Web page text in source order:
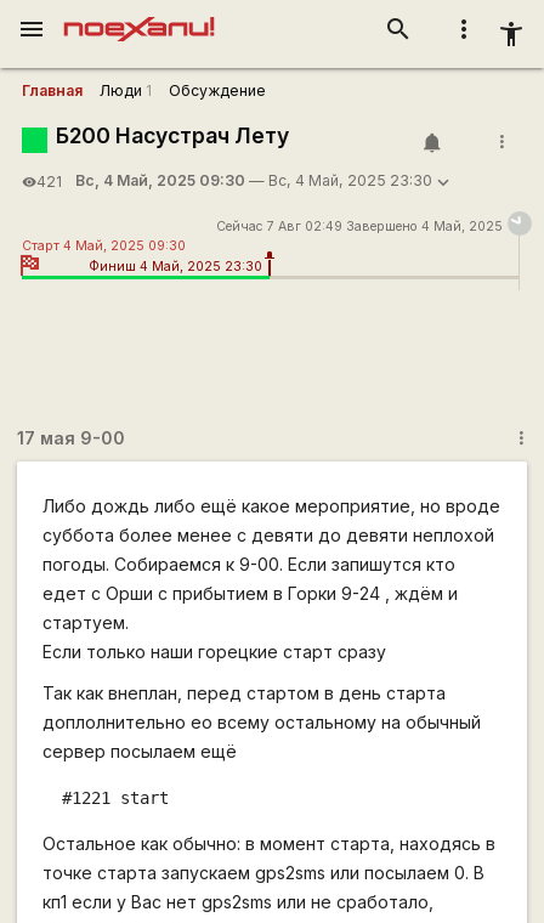
more_vert accessibility_new
search
menu
Главная Люди 1 Обсуждение
Б200 Насустрач Лету more_vert
visibility421 Вс, 4 Май, 2025 09:30 — Вс, 4 Май, 2025 23:30
Сейчас 7 Авг 02:49 Завершено 4 Май, 2025
Старт 4 Май, 2025 09:30
Финиш 4 Май, 2025 23:30
17 мая 9-00 more_vert
Либо дождь либо ещё какое мероприятие, но вроде
суббота более менее с девяти до девяти неплохой
погоды. Собираемся к 9-00. Если запишутся кто
едет с Орши с прибытием в Горки 9-24 , ждём и
стартуем.
Если только наши горецкие старт сразу
Так как внеплан, перед стартом в день старта
доплолнительно ео всему остальному на обычный
сервер посылаем ещё
  #1221 start
Остальное как обычно: в момент старта, находясь в
точке старта запускаем gps2sms или посылаем 0. В
кп1 если у Вас нет gps2sms или не сработало,